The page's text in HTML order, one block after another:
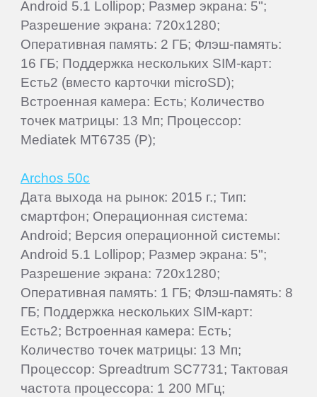
Android 5.1 Lollipop; Размер экрана: 5";
Разрешение экрана: 720x1280;
Оперативная память: 2 ГБ; Флэш-память:
16 ГБ; Поддержка нескольких SIM-карт:
Есть2 (вместо карточки microSD);
Встроенная камера: Есть; Количество
точек матрицы: 13 Мп; Процессор:
Mediatek MT6735 (P);
Archos 50c
Дата выхода на рынок: 2015 г.; Тип:
смартфон; Операционная система:
Android; Версия операционной системы:
Android 5.1 Lollipop; Размер экрана: 5";
Разрешение экрана: 720x1280;
Оперативная память: 1 ГБ; Флэш-память: 8
ГБ; Поддержка нескольких SIM-карт:
Есть2; Встроенная камера: Есть;
Количество точек матрицы: 13 Мп;
Процессор: Spreadtrum SC7731; Тактовая
частота процессора: 1 200 МГц;